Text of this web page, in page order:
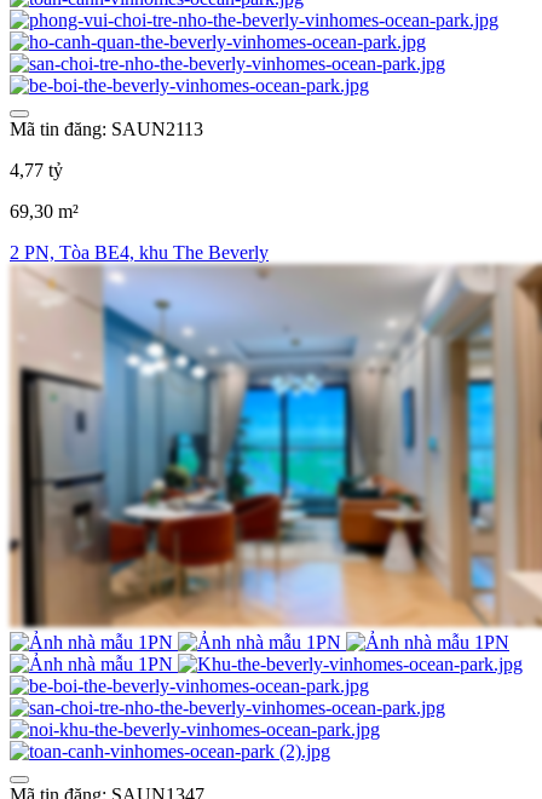
Mã tin đăng: SAUN2113
4,77 tỷ
69,30 m²
2 PN, Tòa BE4, khu The Beverly